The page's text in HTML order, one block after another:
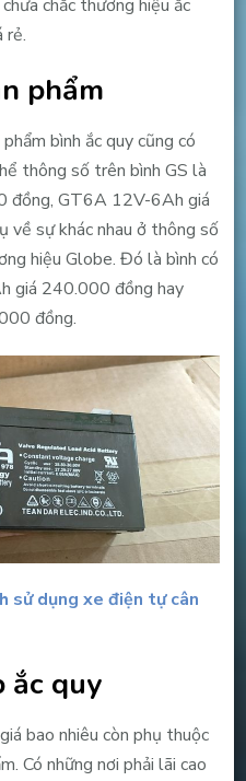
chắc thương hiệu ắc
rẻ.
phẩm
bình ắc quy cũng có
thông số trên bình GS là
GT6A 12V-6Ah giá
sự khác nhau ở thông số
hiệu Globe. Đó là bình có
giá 240.000 đồng hay
đồng.
sử dụng xe điện tự cân
ắc quy
bao nhiêu còn phụ thuộc
Có những nơi phải lãi cao